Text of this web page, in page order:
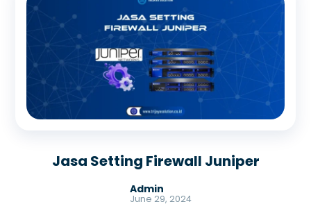
Jasa Setting Firewall Juniper
Admin
June 29, 2024